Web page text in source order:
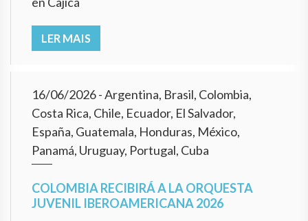
LER MAIS
16/06/2026- Argentina, Brasil, Colombia,
Costa Rica, Chile, Ecuador, El Salvador,
España, Guatemala, Honduras, México,
Panamá, Uruguay, Portugal, Cuba
COLOMBIA RECIBIRÁ A LA ORQUESTA
JUVENIL IBEROAMERICANA 2026